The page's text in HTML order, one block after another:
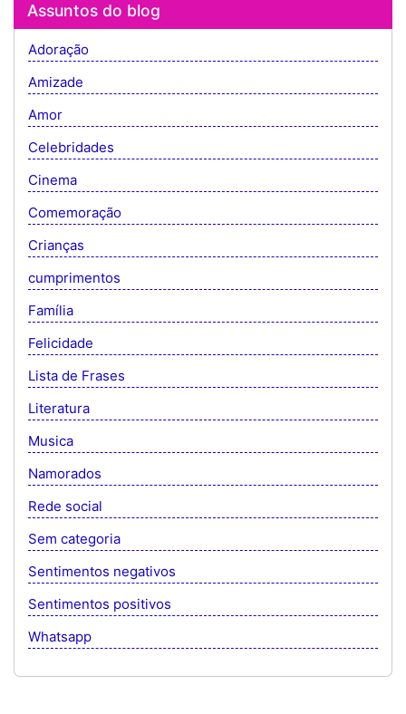
Assuntos do blog
Adoração
Amizade
Amor
Celebridades
Cinema
Comemoração
Crianças
cumprimentos
Família
Felicidade
Lista de Frases
Literatura
Musica
Namorados
Rede social
Sem categoria
Sentimentos negativos
Sentimentos positivos
Whatsapp